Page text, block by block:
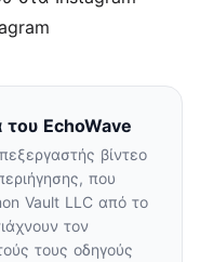
EchoWave
βίντεο
που
Vault LLC από το
τον
τους οδηγούς